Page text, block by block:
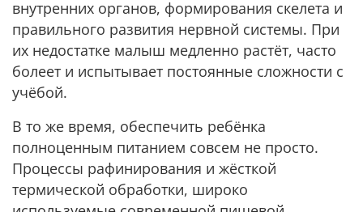
внутренних органов, формирования скелета и
правильного развития нервной системы. При
их недостатке малыш медленно растёт, часто
болеет и испытывает постоянные сложности с
учёбой.
В то же время, обеспечить ребёнка
полноценным питанием совсем не просто.
Процессы рафинирования и жёсткой
термической обработки, широко